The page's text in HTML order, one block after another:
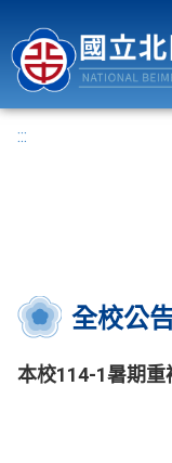
:::
全校公
本校114-1暑期